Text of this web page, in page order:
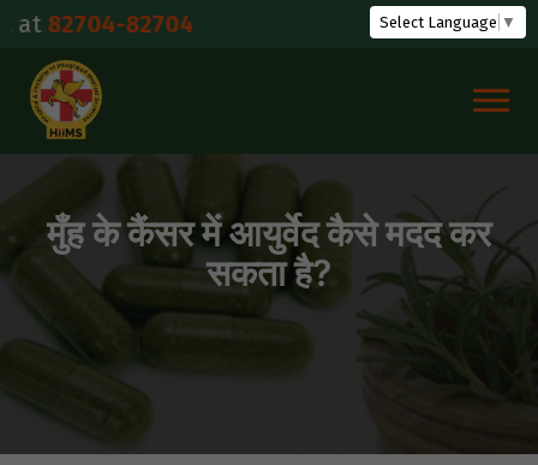
Skip
content
82704 Select Language ▼
मुँह के कैंसर में आयुर्वेद कैसे मदद कर
सकता है?